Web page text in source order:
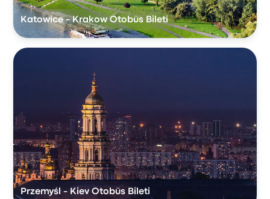
Katowice - Krakow Otobüs Bileti
Przemyśl - Kiev Otobüs Bileti